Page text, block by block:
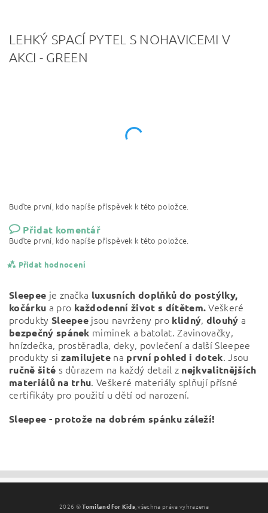
LEHKÝ SPACÍ PYTEL S NOHAVICEMI V
AKCI - GREEN
Buďte první, kdo napíše příspěvek k této položce.
Přidat komentář
Buďte první, kdo napíše příspěvek k této položce.
Přidat hodnocení
Sleepee je značka luxusních doplňků do postýlky,
kočárku a pro každodenní život s dítětem.Veškeré
produkty Sleepee jsou navrženy pro klidný, dlouhý a
bezpečný spánek miminek a batolat. Zavinovačky,
hnízdečka, prostěradla, deky, povlečení a další Sleepee
produkty si zamilujete na první pohled i dotek. Jsou
ručně šité s důrazem na každý detail z nejkvalitnějších
materiálů na trhu. Veškeré materiály splňují přísné
certifikáty pro použití u dětí od narození.
Sleepee - protože na dobrém spánku záleží!
2026 ©Tomiland for Kids, všechna práva vyhrazena